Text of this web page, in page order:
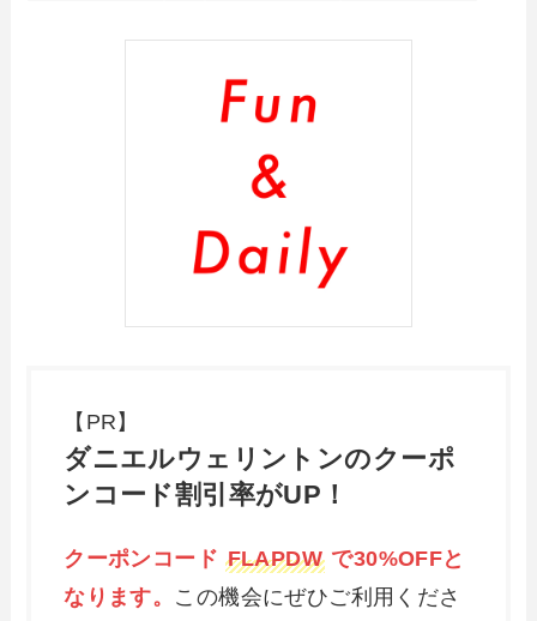
【PR】
ダニエルウェリントンのクーポ
ンコード割引率がUP！
クーポンコード FLAPDWで30%OFFと
なります。 この機会にぜひご利用くださ